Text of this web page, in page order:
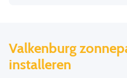
Valkenburg
installeren